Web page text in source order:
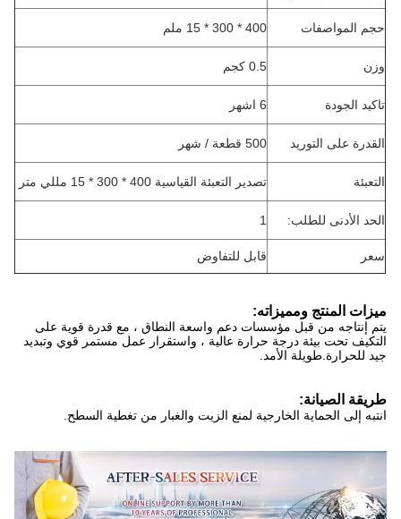
حجم المواصفات 400 * 300 * 15 ملم
وزن 0.5 كجم
تاكيد الجودة 6 اشهر
القدرة على التوريد 500 قطعة / شهر
التعبئة تصدير التعبئة القياسية 400 * 300 * 15 مللي متر
الحد الأدنى للطلب: 1
سعر قابل للتفاوض
ميزات المنتج ومميزاته:
يتم إنتاجه من قبل مؤسسات دعم واسعة النطاق ، مع قدرة قوية على
التكيف تحت بيئة درجة حرارة عالية ، واستقرار عمل مستمر قوي وتبديد
جيد للحرارة.طويلة الأمد.
طريقة الصيانة:
انتبه إلى الحماية الخارجية لمنع الزيت والغبار من تغطية السطح.